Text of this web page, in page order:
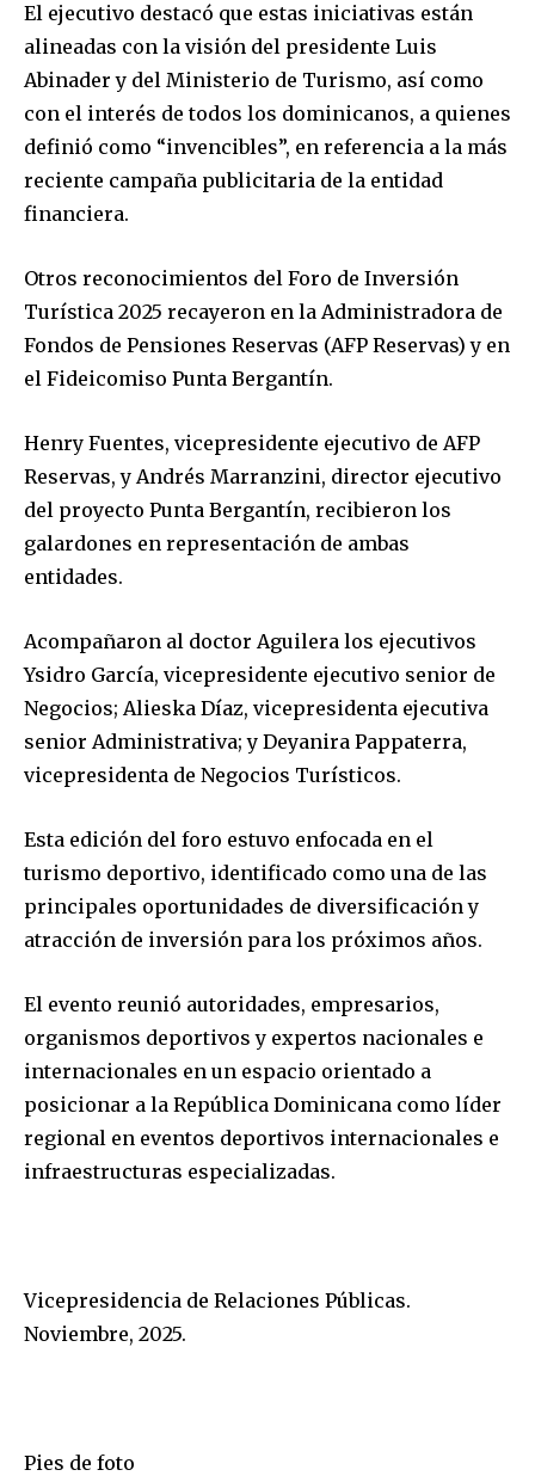
El ejecutivo destacó que estas iniciativas están
alineadas con la visión del presidente Luis
Abinader y del Ministerio de Turismo, así como
con el interés de todos los dominicanos, a quienes
definió como “invencibles”, en referencia a la más
reciente campaña publicitaria de la entidad
financiera.
Otros reconocimientos del Foro de Inversión
Turística 2025 recayeron en la Administradora de
Fondos de Pensiones Reservas (AFP Reservas) y en
el Fideicomiso Punta Bergantín.
Henry Fuentes, vicepresidente ejecutivo de AFP
Reservas, y Andrés Marranzini, director ejecutivo
del proyecto Punta Bergantín, recibieron los
galardones en representación de ambas
entidades.
Acompañaron al doctor Aguilera los ejecutivos
Ysidro García, vicepresidente ejecutivo senior de
Negocios; Alieska Díaz, vicepresidenta ejecutiva
senior Administrativa; y Deyanira Pappaterra,
vicepresidenta de Negocios Turísticos.
Esta edición del foro estuvo enfocada en el
turismo deportivo, identificado como una de las
principales oportunidades de diversificación y
atracción de inversión para los próximos años.
El evento reunió autoridades, empresarios,
organismos deportivos y expertos nacionales e
internacionales en un espacio orientado a
posicionar a la República Dominicana como líder
regional en eventos deportivos internacionales e
infraestructuras especializadas.
Vicepresidencia de Relaciones Públicas.
Noviembre, 2025.
Pies de foto